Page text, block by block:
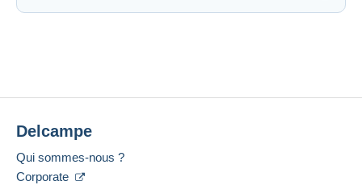
Delcampe
Qui sommes-nous ?
Corporate